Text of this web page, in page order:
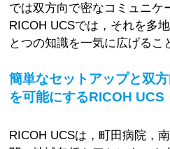
では双方向で密なコミュニケ
RICOH UCSでは，それを多
とつの知識を一気に広げるこ
簡単なセットアップと双
を可能にするRICOH UCS
RICOH UCSは，町田病院，